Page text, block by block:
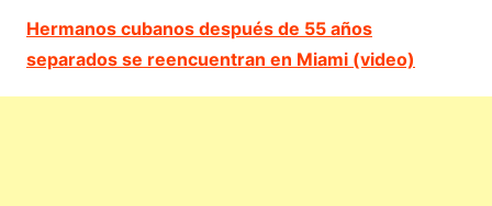
Hermanos cubanos después de 55 años
separados se reencuentran en Miami (video)